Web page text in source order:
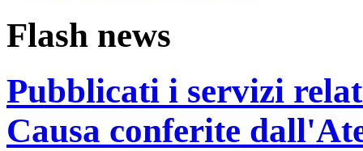
Flash news
Pubblicati i servizi
Causa conferite